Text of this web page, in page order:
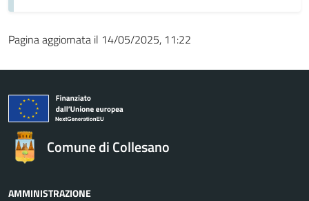
Pagina aggiornata il 14/05/2025, 11:22
Comune di Collesano
AMMINISTRAZIONE